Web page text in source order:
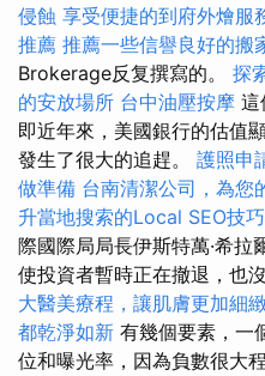
侵蝕 享受便捷的到府外燴服
推薦 推薦一些信譽良好的搬
Brokerage反复撰寫的。 探
的安放場所 台中油壓按摩 這
即近年來，美國銀行的估值
發生了很大的追趕。 護照申
做準備 台南清潔公司，為您
升當地搜索的Local SEO技巧
際國際局局長伊斯特萬·希
使投資者暫時正在撤退，也
大醫美療程，讓肌膚更加細
都乾淨如新 有幾個要素，一
位和曝光率，因為負數很大